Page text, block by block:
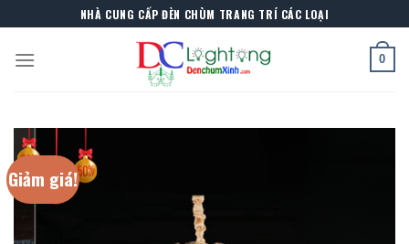
to
content
NHÀ CUNG CẤP ĐÈN CHÙM TRANG TRÍ CÁC LOẠI
0
Giảm giá!